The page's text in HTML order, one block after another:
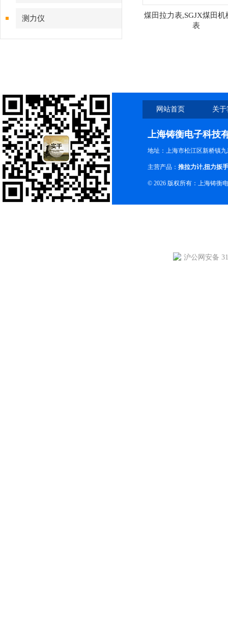
测力仪
煤田拉力表,SGJX煤田机
表
网站首页 关
上海铸衡电子科技
地址：上海市松江区新桥镇
主营产品： 推拉力计,扭力扳手
© 2026 版权所有：上海铸衡
沪公网安备